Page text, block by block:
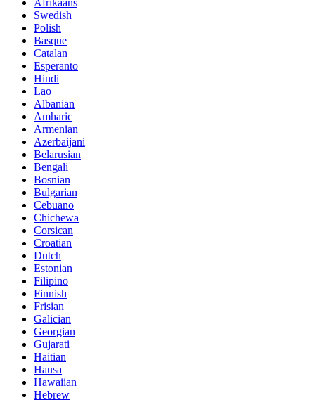
Swedish
Polish
Basque
Catalan
Esperanto
Hindi
Lao
Albanian
Amharic
Armenian
Azerbaijani
Belarusian
Bengali
Bosnian
Bulgarian
Cebuano
Chichewa
Corsican
Croatian
Dutch
Estonian
Filipino
Finnish
Frisian
Galician
Georgian
Gujarati
Haitian
Hausa
Hawaiian
Hebrew